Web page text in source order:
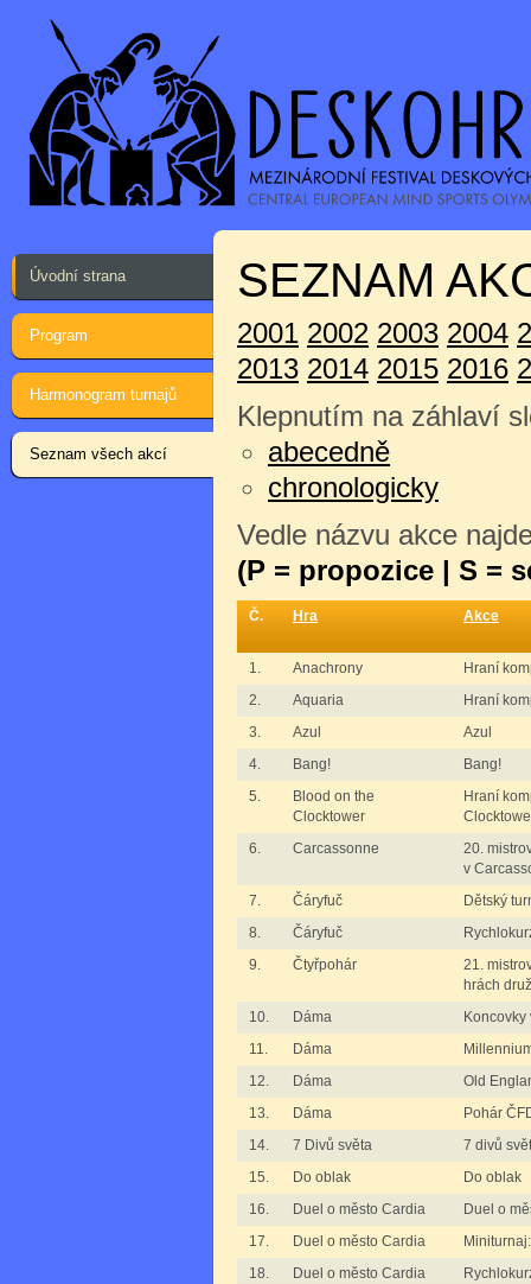
Úvodní strana
Program
Harmonogram turnajů
Seznam všech akcí
SEZNAM
2001 2002 2003 2004
2013 2014 2015 2016
Klepnutím na záhlaví
abecedně
chronologicky
Vedle názvu akce
(P = propozice | S =
Č. Hra Akce
1. Anachrony
Hraní
2.
Aquaria
Hraní
3.
Azul
Azul
4.
Bang!
Bang!
5.
Blood on the
Clocktower
Hraní
6.
Carcassonne
20.
v
7.
Čáryfuč
Dětský
8.
Čáryfuč
9.
Čtyřpohár
21.
hrách
10.
Dáma
Koncovky
11.
Dáma
12.
Dáma
Old
13.
Dáma
Pohár
14.
7 Divů světa
7 divů
15.
Do oblak
Do oblak
16.
Duel o město Cardia
Duel o
17.
Duel o město Cardia
18.
Duel o město Cardia